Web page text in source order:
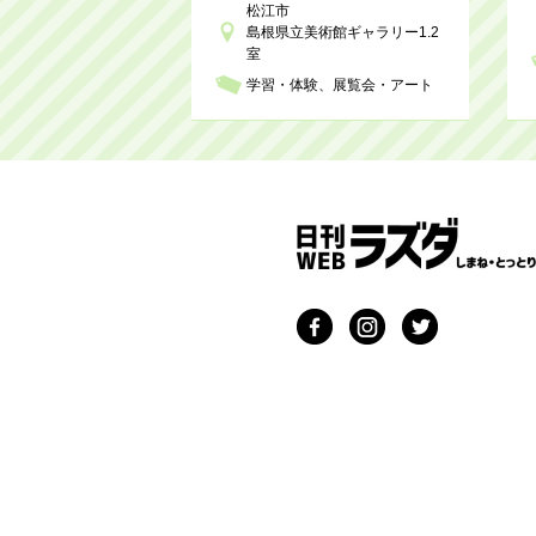
松江市
島根県立美術館ギャラリー1.2
室
学習・体験
展覧会・アート